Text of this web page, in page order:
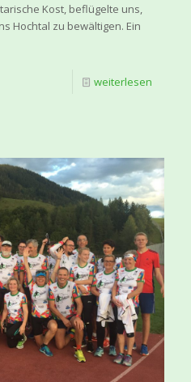
Kost, beflügelte uns,
Hochtal zu bewältigen. Ein
weiterlesen